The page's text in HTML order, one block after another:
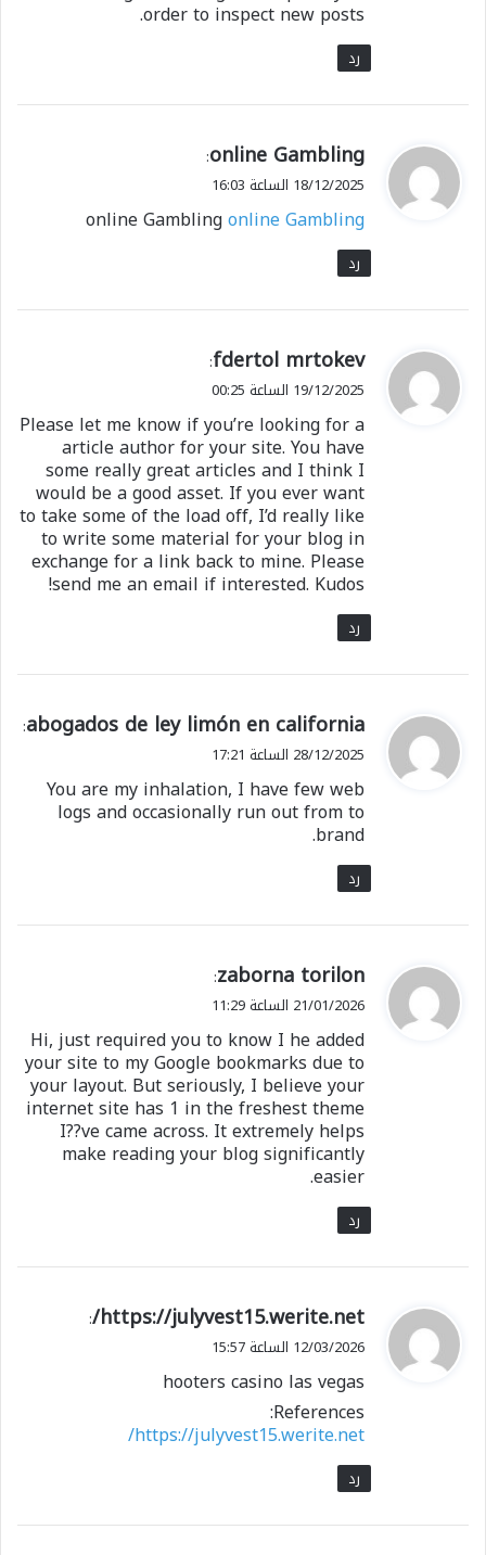
order to inspect new posts.
رد
ي
ق
ل
online Gambling
:
18/12/2025 الساعة 16:03
online Gamblingonline Gambling
رد
ي
ق
ل
fdertol mrtokev
:
19/12/2025 الساعة 00:25
Please let me know if you’re looking for a
article author for your site. You have
some really great articles and I think I
would be a good asset. If you ever want
to take some of the load off, I’d really like
to write some material for your blog in
exchange for a link back to mine. Please
send me an email if interested. Kudos!
رد
ي
ق
ل
abogados de ley limón en california
:
28/12/2025 الساعة 17:21
You are my inhalation, I have few web
logs and occasionally run out from to
brand.
رد
ي
ق
ل
zaborna torilon
:
21/01/2026 الساعة 11:29
Hi, just required you to know I he added
your site to my Google bookmarks due to
your layout. But seriously, I believe your
internet site has 1 in the freshest theme
I??ve came across. It extremely helps
make reading your blog significantly
easier.
رد
ي
ق
ل
https://julyvest15.werite.net/
:
12/03/2026 الساعة 15:57
hooters casino las vegas
References:
https://julyvest15.werite.net/
رد